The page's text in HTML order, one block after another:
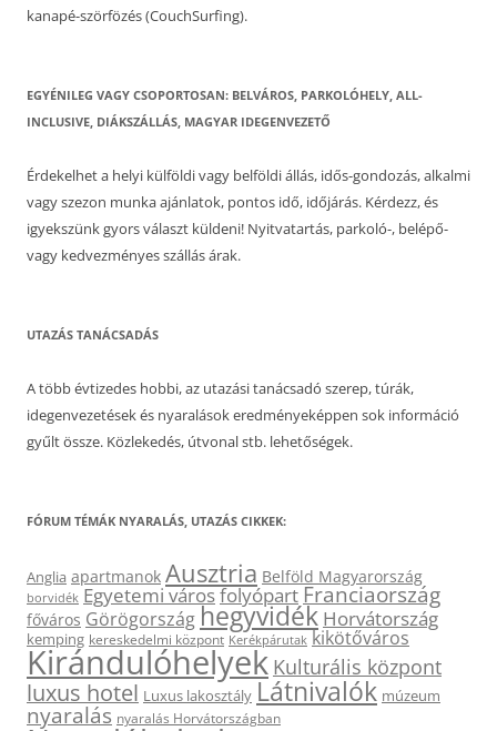
kanapé-szörfözés (CouchSurfing).
EGYÉNILEG VAGY CSOPORTOSAN: BELVÁROS, PARKOLÓHELY, ALL-
INCLUSIVE, DIÁKSZÁLLÁS, MAGYAR IDEGENVEZETŐ
Érdekelhet a helyi külföldi vagy belföldi állás, idős-gondozás, alkalmi
vagy szezon munka ajánlatok, pontos idő, időjárás. Kérdezz, és
igyekszünk gyors választ küldeni! Nyitvatartás, parkoló-, belépő-
vagy kedvezményes szállás árak.
UTAZÁS TANÁCSADÁS
A több évtizedes hobbi, az utazási tanácsadó szerep, túrák,
idegenvezetések és nyaralások eredményeképpen sok információ
gyűlt össze. Közlekedés, útvonal stb. lehetőségek.
FÓRUM TÉMÁK NYARALÁS, UTAZÁS CIKKEK:
Anglia apartmanok Ausztria Belföld Magyarország
borvidék Egyetemi városfolyópartFranciaország
főváros Görögországhegyvidék Horvátország
kemping kereskedelmi központ Kerékpárutak kikötőváros
Kirándulóhelyek Kulturális központ
luxus hotel Luxus lakosztály Látnivalók múzeum
nyaralás nyaralás Horvátországban